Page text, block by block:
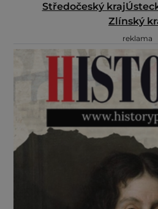
Středočeský kraj
Zlínský
reklama